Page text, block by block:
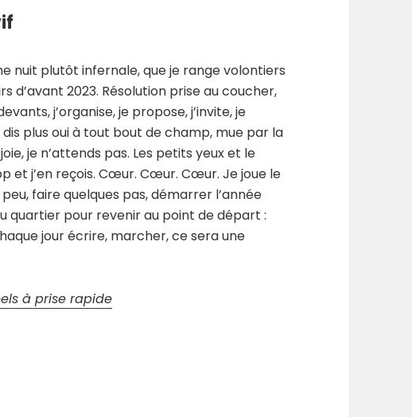
nuit plutôt infernale, que je range volontiers
d’avant 2023. Résolution prise au coucher,
j’organise, je propose, j’invite, je
plus oui à tout bout de champ, mue par la
je n’attends pas. Les petits yeux et le
et j’en reçois. Cœur. Cœur. Cœur. Je joue le
faire quelques pas, démarrer l’année
quartier pour revenir au point de départ :
jour écrire, marcher, ce sera une
à prise rapide